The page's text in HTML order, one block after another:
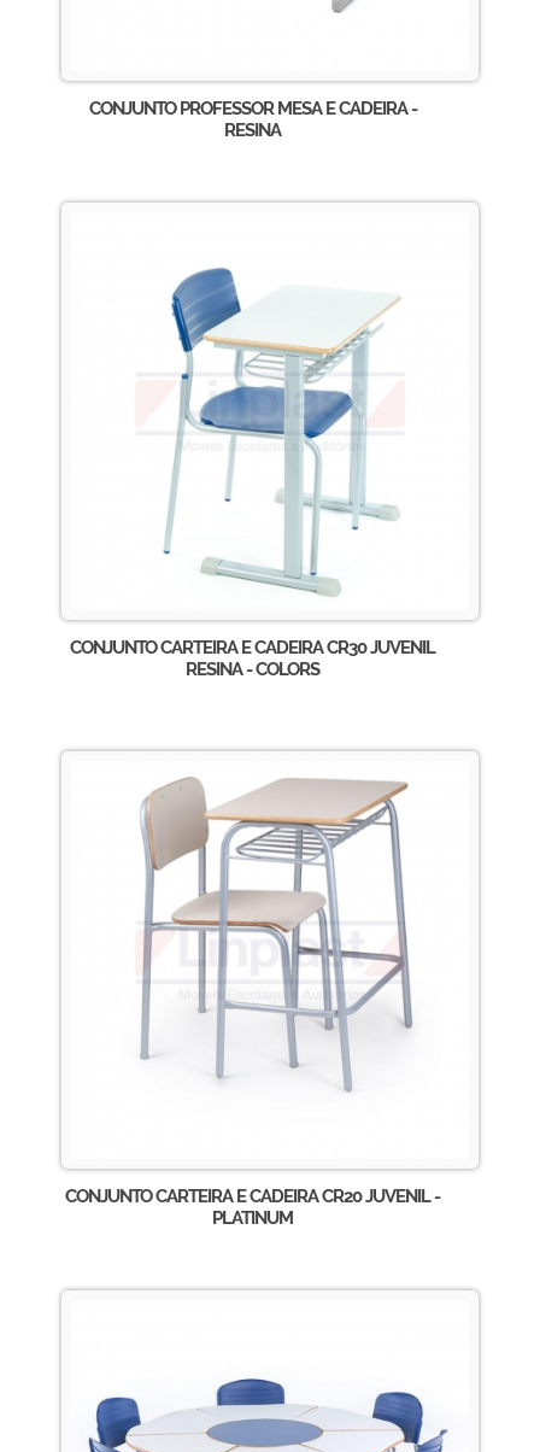
CONJUNTO PROFESSOR MESA E CADEIRA -
RESINA
CONJUNTO CARTEIRA E CADEIRA CR30 JUVENIL
RESINA - COLORS
CONJUNTO CARTEIRA E CADEIRA CR20 JUVENIL -
PLATINUM